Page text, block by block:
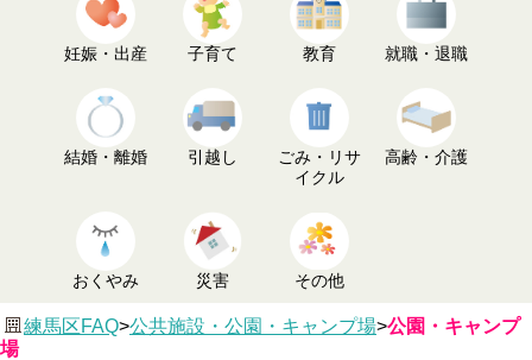
妊娠・出産 子育て 教育 就職・退職
結婚・離婚 引越し
ごみ・リサ
イクル
高齢・介護
おくやみ 災害 その他
練馬区FAQ>公共施設・公園・キャンプ場>公園・キャンプ
場